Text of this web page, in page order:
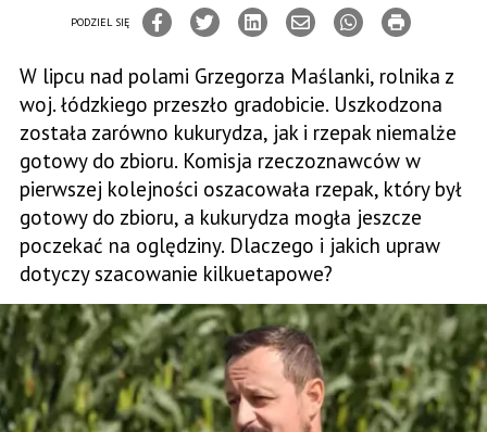
PODZIEL SIĘ
W lipcu nad polami Grzegorza Maślanki, rolnika z
woj. łódzkiego przeszło gradobicie. Uszkodzona
została zarówno kukurydza, jak i rzepak niemalże
gotowy do zbioru. Komisja rzeczoznawców w
pierwszej kolejności oszacowała rzepak, który był
gotowy do zbioru, a kukurydza mogła jeszcze
poczekać na oględziny. Dlaczego i jakich upraw
dotyczy szacowanie kilkuetapowe?